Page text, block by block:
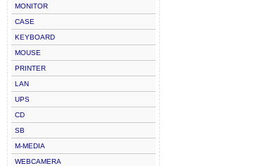
MONITOR
CASE
KEYBOARD
MOUSE
PRINTER
LAN
UPS
CD
SB
M-MEDIA
WEBCAMERA